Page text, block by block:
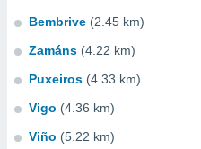
Bembrive (2.45 km)
Zamáns (4.22 km)
Puxeiros (4.33 km)
Vigo (4.36 km)
Viño (5.22 km)